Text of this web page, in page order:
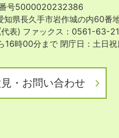
号5000020232386
県長久手市岩作城の内60番
表) ファックス：0561-63-
16時00分まで 閉庁日：土日
・お問い合わせ